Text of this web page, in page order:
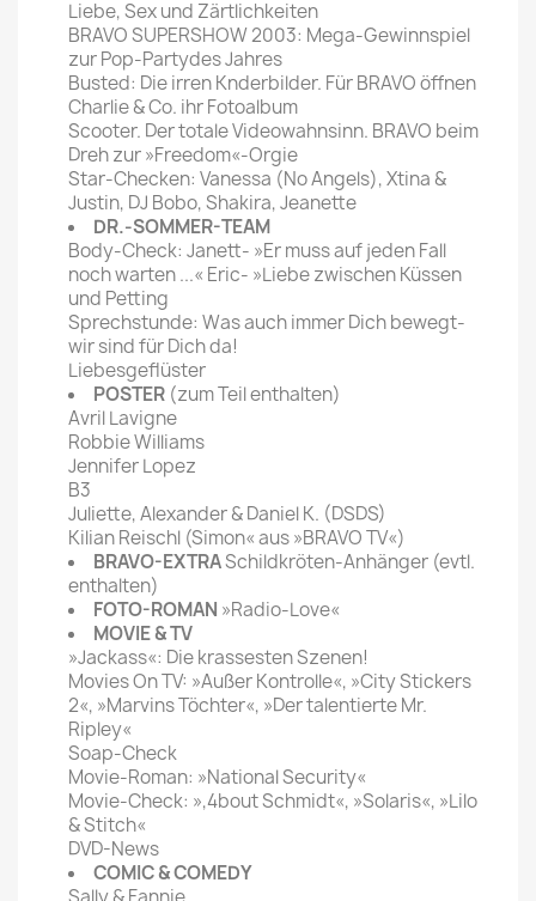
Liebe, Sex und Zärtlichkeiten
BRAVO SUPERSHOW 2003: Mega-Gewinnspiel
zur Pop-Partydes Jahres
Busted: Die irren Knderbilder. Für BRAVO öffnen
Charlie & Co. ihr Fotoalbum
Scooter. Der totale Videowahnsinn. BRAVO beim
Dreh zur »Freedom«-Orgie
Star-Checken: Vanessa (No Angels), Xtina &
Justin, DJ Bobo, Shakira, Jeanette
DR.-SOMMER-TEAM
Body-Check: Janett- »Er muss auf jeden Fall
noch warten ...« Eric- »Liebe zwischen Küssen
und Petting
Sprechstunde: Was auch immer Dich bewegt-
wir sind für Dich da!
Liebesgeflüster
POSTER (zum Teil enthalten)
Avril Lavigne
Robbie Williams
Jennifer Lopez
B3
Juliette, Alexander & Daniel K. (DSDS)
Kilian Reischl (Simon« aus »BRAVO TV«)
BRAVO-EXTRASchildkröten-Anhänger (evtl.
enthalten)
FOTO-ROMAN »Radio-Love«
MOVIE & TV
»Jackass«: Die krassesten Szenen!
Movies On TV: »Außer Kontrolle«, »City Stickers
2«, »Marvins Töchter«, »Der talentierte Mr.
Ripley«
Soap-Check
Movie-Roman: »National Security«
Movie-Check: »,4bout Schmidt«, »Solaris«, »Lilo
& Stitch«
DVD-News
COMIC & COMEDY